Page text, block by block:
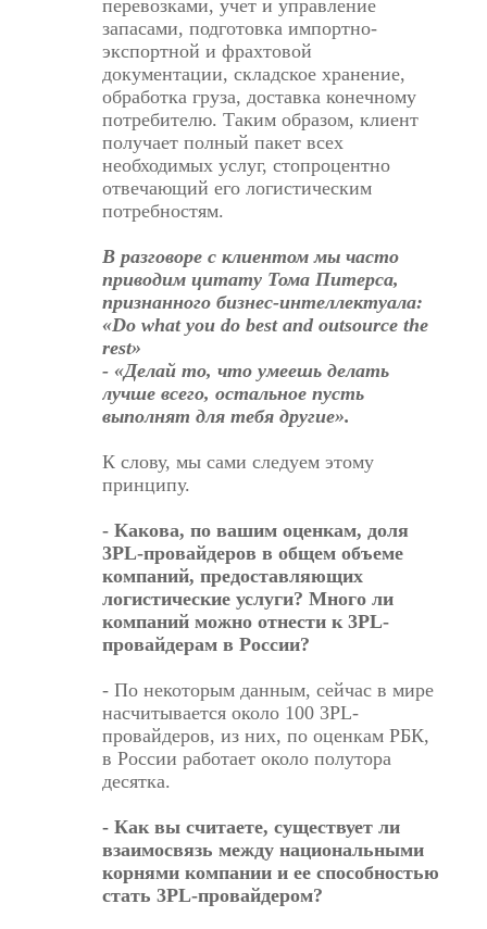
перевозками, учет и управление
запасами, подготовка импортно-
экспортной и фрахтовой
документации, складское хранение,
обработка груза, доставка конечному
потребителю. Таким образом, клиент
получает полный пакет всех
необходимых услуг, стопроцентно
отвечающий его логистическим
потребностям.
В разговоре с клиентом мы часто
приводим цитату Тома Питерса,
признанного бизнес-интеллектуала:
«Do what you do best and outsource the
rest»
- «Делай то, что умеешь делать
лучше всего, остальное пусть
выполнят для тебя другие».
К слову, мы сами следуем этому
принципу.
- Какова, по вашим оценкам, доля
3PL-провайдеров в общем объеме
компаний, предоставляющих
логистические услуги? Много ли
компаний можно отнести к 3PL-
провайдерам в России?
- По некоторым данным, сейчас в мире
насчитывается около 100 3PL-
провайдеров, из них, по оценкам РБК,
в России работает около полутора
десятка.
- Как вы считаете, существует ли
взаимосвязь между национальными
корнями компании и ее способностью
стать 3PL-провайдером?